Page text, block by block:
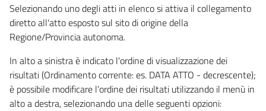
Selezionando uno degli atti in elenco si attiva il collegamento
diretto all'atto esposto sul sito di origine della
Regione/Provincia autonoma.
In alto a sinistra è indicato l'ordine di visualizzazione dei
risultati (Ordinamento corrente: es. DATA ATTO - decrescente);
è possibile modificare l'ordine dei risultati utilizzando il menù in
alto a destra, selezionando una delle seguenti opzioni: